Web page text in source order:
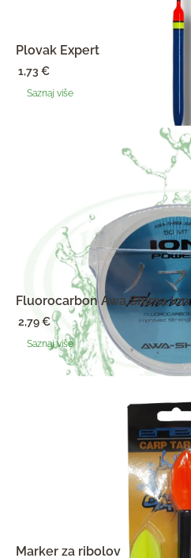
Plovak Expert
1,73€
Saznaj više
Fluorocarbon Awa Shima Ion
2,79€
Saznaj više
Marker za ribolov